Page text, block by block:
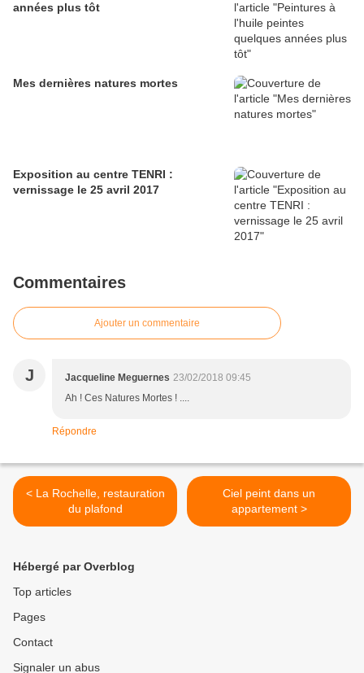
années plus tôt
Mes dernières natures mortes
Exposition au centre TENRI :
vernissage le 25 avril 2017
Commentaires
Ajouter un commentaire
J Jacqueline Meguernes 23/02/2018 09:45
Ah ! Ces Natures Mortes ! ....
Répondre
< La Rochelle, restauration
du plafond
Ciel peint dans un
appartement >
Hébergé par Overblog
Top articles
Pages
Contact
Signaler un abus